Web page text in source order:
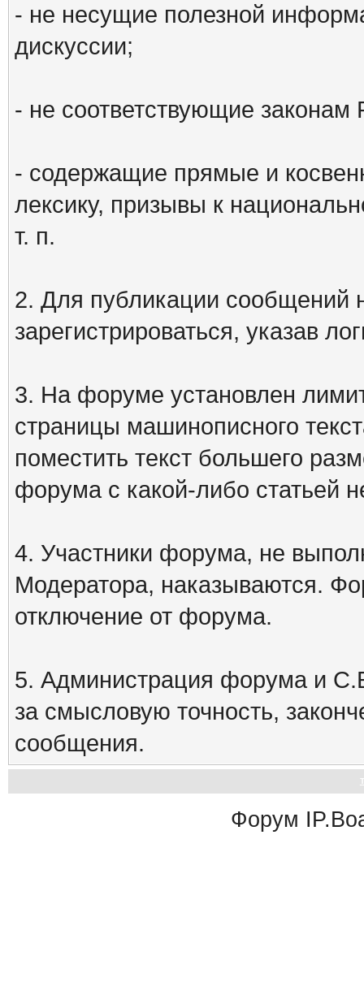
- не несущие полезной
дискуссии;
- не соответствующие законам
- содержащие прямые и
лексику, призывы к
т. п.
2. Для публикации сообщений
зарегистрироваться, указав
3. На форуме установлен
страницы машинописного
поместить текст большего
форума с какой-либо статьей
4. Участники форума, не
Модератора, наказываются.
отключение от форума.
5. Администрация форума и
за смысловую точность,
сообщения.
Форум